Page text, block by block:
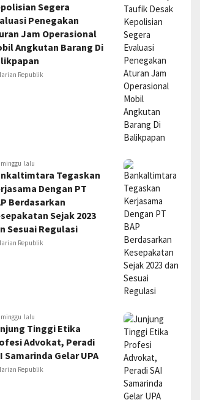
Segera
Penegakan
Jam Operasional
Angkutan Barang Di
Republik
minggu lalu
Tegaskan
Dengan PT
Berdasarkan
Sejak 2023
Sesuai Regulasi
Republik
minggu lalu
Tinggi Etika
Advokat, Peradi
Samarinda Gelar UPA
Republik